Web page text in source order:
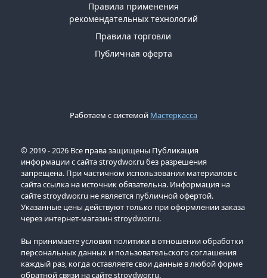
Правила применения
рекомендательных технологий
Правила торговли
Публичная оферта
Работаем с системой Мастеркасса
© 2019 - 2026 Все права защищены Публикация
информации с сайта stroydwor.ru без разрешения
запрещена. При частичном использовании материалов с
сайта ссылка на источник обязательна. Информация на
сайте stroydwor.ru не является публичной офертой.
Указанные цены действуют только при оформлении заказа
через интернет-магазин stroydwor.ru.
Вы принимаете условия политики в отношении обработки
персональных данных и пользовательского соглашения
каждый раз, когда оставляете свои данные в любой форме
обратной связи на сайте stroydwor.ru.